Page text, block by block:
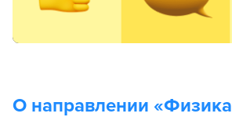
О направлении «Физика